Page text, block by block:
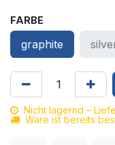
FARBE
graphite
Nicht lagernd –
Ware ist bereits